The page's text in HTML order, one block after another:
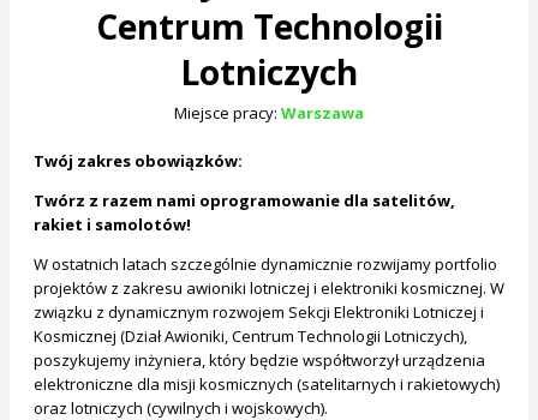
Centrum Technologii
Lotniczych​​
Miejsce pracy: Warszawa
Twój zakres obowiązków:
Twórz z razem nami oprogramowanie dla satelitów,
rakiet i samolotów!
W ostatnich latach szczególnie dynamicznie rozwijamy portfolio
projektów z zakresu awioniki lotniczej i elektroniki kosmicznej. W
związku z dynamicznym rozwojem Sekcji Elektroniki Lotniczej i
Kosmicznej (Dział Awioniki, Centrum Technologii Lotniczych),
poszykujemy inżyniera, który będzie współtworzył urządzenia
elektroniczne dla misji kosmicznych (satelitarnych i rakietowych)
oraz lotniczych (cywilnych i wojskowych).